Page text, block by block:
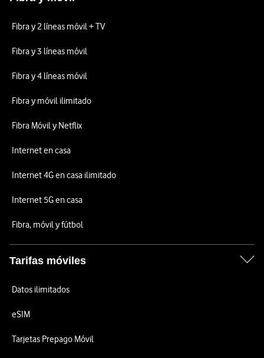
Fibra y 2 líneas móvil + TV
Fibra y 3 líneas móvil
Fibra y 4 líneas móvil
Fibra y móvil ilimitado
Fibra Móvil y Netflix
Internet en casa
Internet 4G en casa ilimitado
Internet 5G en casa
Fibra, móvil y fútbol
Tarifas móviles
Datos ilimitados
eSIM
Tarjetas Prepago Móvil